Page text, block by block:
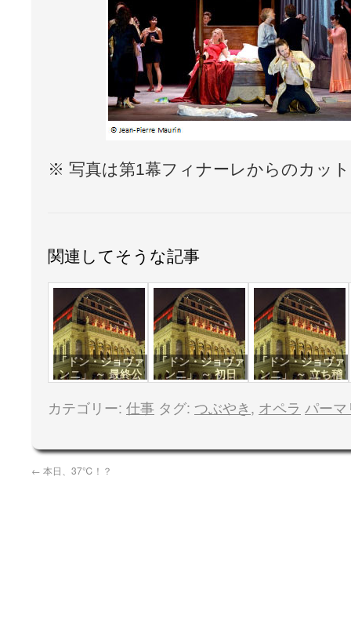
※ 写真は第1幕フィナーレからのカッ
関連してそうな記事
「ドン・ジョヴァ
ンニ」 ～ 最終公
演
「ドン・ジョヴァ
ンニ」 ～ 初日
「ドン・ジョヴァ
ンニ」 ～ 立ち稽
古
カテゴリー: 仕事 タグ: つぶやき , オペラ パー
← 本日、37℃！？